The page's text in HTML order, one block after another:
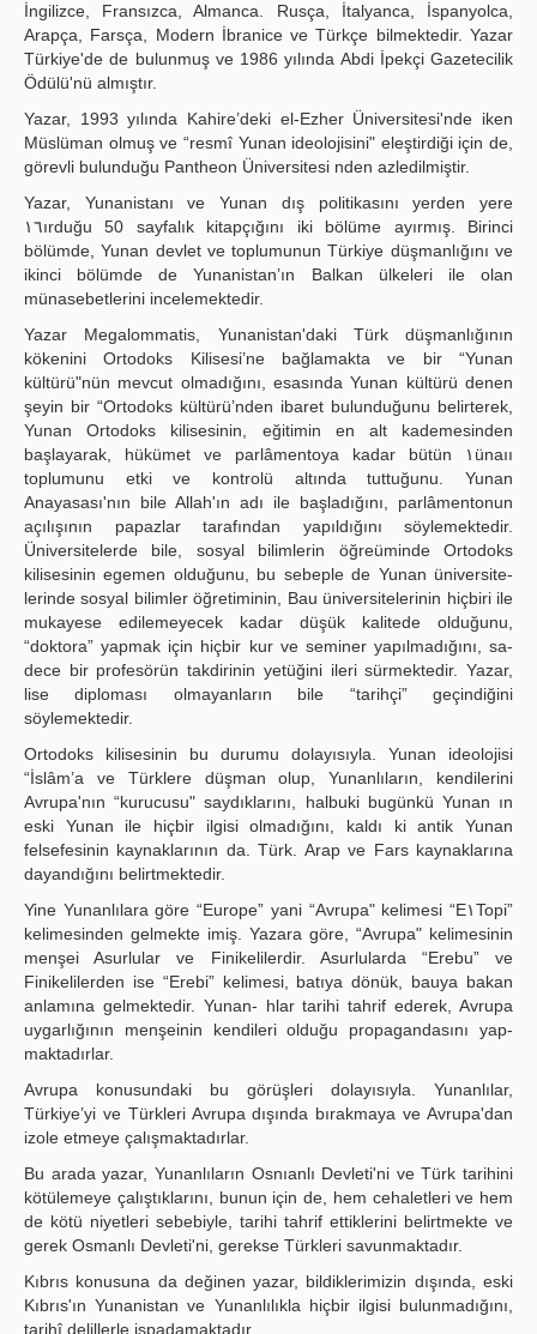
İngilizce, Fransızca, Almanca. Rusça, İtalyanca, İspanyolca,
Arapça, Farsça, Modern İbranice ve Türkçe bilmektedir. Yazar
Türkiye'de de bulunmuş ve 1986 yılında Abdi İpekçi Gazetecilik
Ödülü'nü almıştır.
Yazar, 1993 yılında Kahire’deki el-Ezher Üniversitesi'nde iken
Müslüman olmuş ve “resmî Yunan ideolojisini" eleştirdiği için de,
görevli bulunduğu Pantheon Üniversitesi nden azledil­miştir.
Yazar, Yunanistanı ve Yunan dış politikasını yerden yere
١٦ırduğu 50 sayfalık kitapçığını iki bölüme ayırmış. Birinci
bölümde, Yunan devlet ve toplumunun Türkiye düşmanlığını ve
ikinci bölümde de Yunanistan’ın Balkan ülkeleri ile olan
münasebetlerini incelemektedir.
Yazar Megalommatis, Yunanistan'daki Türk düşmanlığının
kökenini Ortodoks Kilisesi’ne bağlamakta ve bir “Yunan
kültürü"nün mevcut olmadığını, esasında Yunan kültürü denen
şeyin bir “Ortodoks kültürü’nden ibaret bulunduğunu belirterek,
Yunan Ortodoks kilisesinin, eğiti­min en alt kademesinden
başlayarak, hükümet ve parlâmentoya kadar bütün ١ünaıı
toplumunu etki ve kontrolü altında tuttuğunu. Yunan
Anayasası'nın bile Allah'ın adı ile başladığını, parlâ­mentonun
açılışının papazlar tarafından yapıldığını söylemektedir.
Üniversitelerde bile, sosyal bilimlerin öğreüminde Ortodoks
kilisesinin egemen olduğunu, bu sebeple de Yunan üniversite­
lerinde sosyal bilimler öğretiminin, Bau üniversitelerinin hiçbiri ile
mukayese edilemeyecek ka­dar düşük kalitede olduğunu,
“doktora” yapmak için hiçbir kur ve seminer yapılmadığını, sa­
dece bir profesörün takdirinin yetüğini ileri sürmektedir. Yazar,
lise diploması olmayanların bile “tarihçi” geçindiğini
söylemektedir.
Ortodoks kilisesinin bu durumu dolayısıyla. Yunan ideolojisi
“İslâm’a ve Türklere düşman olup, Yunanlıların, kendilerini
Avrupa'nın “kurucusu" saydıklarını, halbuki bugünkü Yunan ın
eski Yunan ile hiçbir ilgisi olmadığını, kaldı ki antik Yunan
felsefesinin kaynaklarının da. Türk. Arap ve Fars kaynaklarına
dayandığını belirtmektedir.
Yine Yunanlılara göre “Europe” yani “Avrupa" kelimesi “E١Topi”
kelimesinden gelmekte imiş. Yazara göre, “Avrupa" kelimesinin
menşei Asurlular ve Finikelilerdir. Asurlularda “Erebu” ve
Finikelilerden ise “Erebi” kelimesi, batıya dönük, bauya bakan
anlamına gelmektedir. Yunan- hlar tarihi tahrif ederek, Avrupa
uygarlığının menşeinin kendileri olduğu propagandasını yap­
maktadırlar.
Avrupa konusundaki bu görüşleri dolayısıyla. Yunanlılar,
Türkiye’yi ve Türkleri Avrupa dı­şında bırakmaya ve Avrupa'dan
izole etmeye çalışmaktadırlar.
Bu arada yazar, Yunanlıların Osnıanlı Devleti'ni ve Türk tarihini
kötülemeye çalıştıklarını, bunun için de, hem cehaletleri ve hem
de kötü niyetleri sebebiyle, tarihi tahrif ettiklerini be­lirtmekte ve
gerek Osmanlı Devleti'ni, gerekse Türkleri savunmaktadır.
Kıbrıs konusuna da değinen yazar, bildiklerimizin dışında, eski
Kıbrıs'ın Yunanistan ve Yunanlılıkla hiçbir ilgisi bulunmadığını,
tarihî delillerle ispadamaktadır.